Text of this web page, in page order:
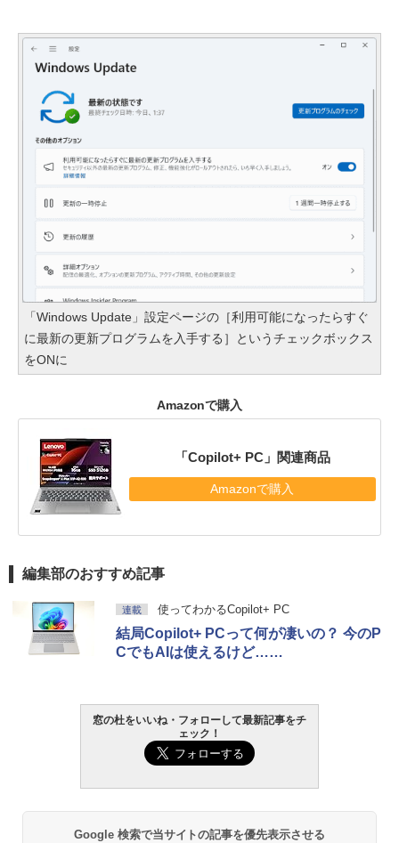
「Windows Update」設定ページの［利用可能になったらすぐ
に最新の更新プログラムを入手する］というチェックボックス
をONに
Amazonで購入
「Copilot+ PC」関連商品
Amazonで購入
編集部のおすすめ記事
連載 使ってわかるCopilot+ PC
結局Copilot+ PCって何が凄いの？ 今のP
CでもAIは使えるけど……
窓の杜をいいね・フォローして最新記事をチ
ェック！
Google 検索で当サイトの記事を優先表示させる